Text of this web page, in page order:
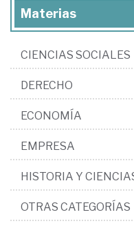
Materias
CIENCIAS SOCIALES
DERECHO
ECONOMÍA
EMPRESA
HISTORIA Y
OTRAS CATEGORÍAS